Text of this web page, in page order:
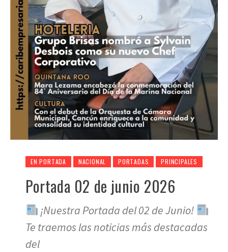
EN PORTADA NACIONAL PORTADAS PRINCIPALES
Portada 02 de junio 2026
¡Nuestra Portada del 02 de Junio!
Te traemos las noticias más destacadas
del